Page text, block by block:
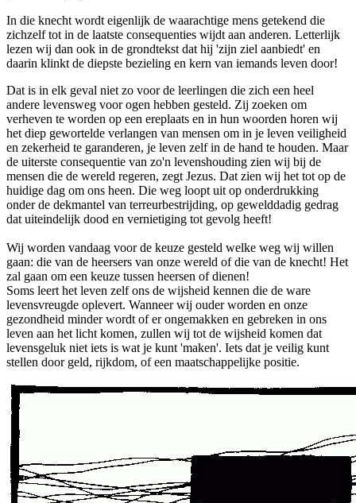
In die knecht wordt eigenlijk de waarachtige mens getekend die
zichzelf tot in de laatste consequenties wijdt aan anderen. Letterlijk
lezen wij dan ook in de grondtekst dat hij 'zijn ziel aanbiedt' en
daarin klinkt de diepste bezieling en kern van iemands leven door!
Dat is in elk geval niet zo voor de leerlingen die zich een heel
andere levensweg voor ogen hebben gesteld. Zij zoeken om
verheven te worden op een ereplaats en in hun woorden horen wij
het diep gewortelde verlangen van mensen om in je leven veiligheid
en zekerheid te garanderen, je leven zelf in de hand te houden. Maar
de uiterste consequentie van zo'n levenshouding zien wij bij de
mensen die de wereld regeren, zegt Jezus. Dat zien wij het tot op de
huidige dag om ons heen. Die weg loopt uit op onderdrukking
onder de dekmantel van terreurbestrijding, op gewelddadig gedrag
dat uiteindelijk dood en vernietiging tot gevolg heeft!
Wij worden vandaag voor de keuze gesteld welke weg wij willen
gaan: die van de heersers van onze wereld of die van de knecht! Het
zal gaan om een keuze tussen heersen of dienen!
Soms leert het leven zelf ons de wijsheid kennen die de ware
levensvreugde oplevert. Wanneer wij ouder worden en onze
gezondheid minder wordt of er ongemakken en gebreken in ons
leven aan het licht komen, zullen wij tot de wijsheid komen dat
levensgeluk niet iets is wat je kunt 'maken'. Iets dat je veilig kunt
stellen door geld, rijkdom, of een maatschappelijke positie.